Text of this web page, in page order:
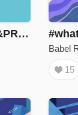
Best Behavior - JoyGinger &PRINCI
Babel
15